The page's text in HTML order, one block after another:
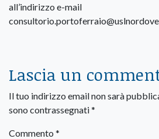
all’indirizzo e-mail
Lascia un
Il tuo indirizzo email non sarà
sono contrassegnati*
Commento *